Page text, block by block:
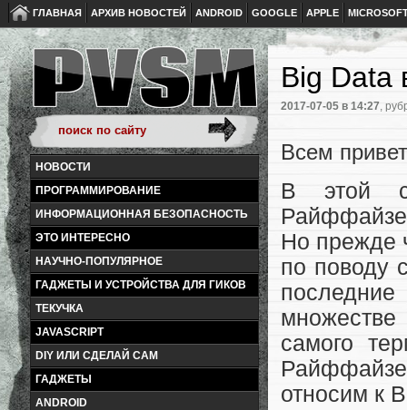
ГЛАВНАЯ АРХИВ НОВОСТЕЙ ANDROID GOOGLE APPLE
НОВОСТИ
ПРОГРАММИРОВАНИЕ
ИНФОРМАЦИОННАЯ БЕЗОПАСНОСТЬ
ЭТО ИНТЕРЕСНО
НАУЧНО-ПОПУЛЯРНОЕ
ГАДЖЕТЫ И УСТРОЙСТВА ДЛЯ ГИКОВ
ТЕКУЧКА
JAVASCRIPT
DIY ИЛИ СДЕЛАЙ САМ
ГАДЖЕТЫ
ANDROID
Big Data
2017-07-05 в 14:27,
Всем
В этой
Но прежде
по поводу
самого
относим к